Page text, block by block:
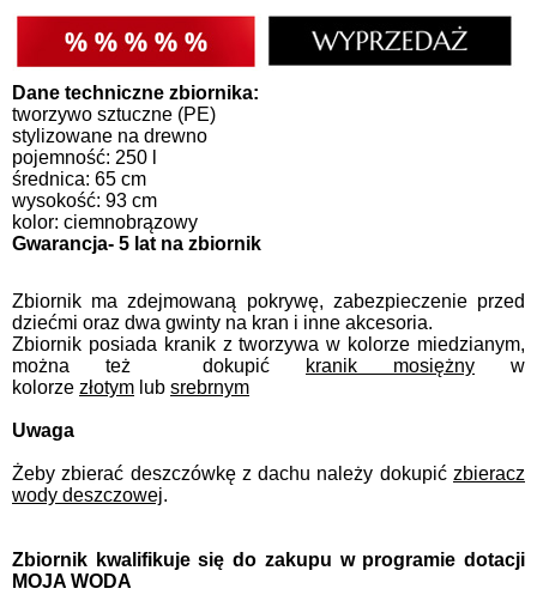
Dane techniczne zbiornika:
tworzywo sztuczne (PE)
stylizowane na drewno
pojemność: 250 l
średnica: 65 cm
wysokość: 93 cm
kolor: ciemnobrązowy
Gwarancja- 5 lat na zbiornik
Zbiornik ma zdejmowaną pokrywę, zabezpieczenie przed
dziećmi oraz dwa gwinty na kran i inne akcesoria.
Zbiornik posiada kranik z tworzywa w kolorze miedzianym,
można też dokupić
kranik mosiężny w
kolorze złotym lub srebrnym
Uwaga
Żeby zbierać deszczówkę z dachu należy dokupić zbieracz
wody deszczowej.
Zbiornik kwalifikuje się do zakupu w programie dotacji
MOJA WODA